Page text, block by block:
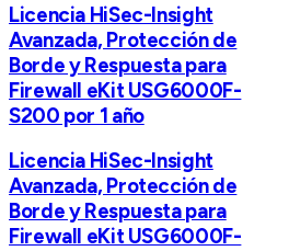
Licencia HiSec-Insight
Avanzada, Protección de
Borde y Respuesta para
Firewall eKit USG6000F-
S200 por 1 año
Licencia HiSec-Insight
Avanzada, Protección de
Borde y Respuesta para
Firewall eKit USG6000F-